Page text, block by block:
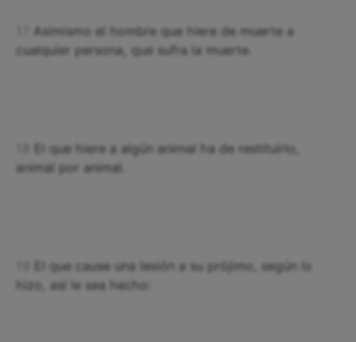
Asimismo el hombre que hiere de muerte a
cualquier persona, que sufra la muerte.
El que hiere a algún animal ha de restituirlo,
animal por animal.
El que cause una lesión a su prójimo, según lo
hizo, así le sea hecho: